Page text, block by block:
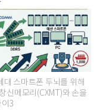
대 스마트폰 두뇌를 위해
신메모리(CXMT)와 손을
이3